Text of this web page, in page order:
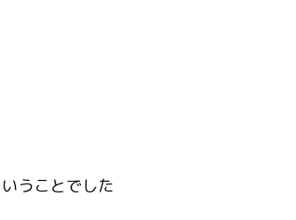
うことでした